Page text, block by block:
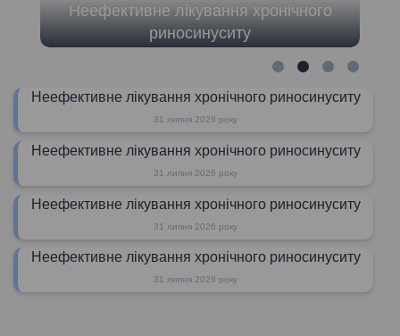
Неефективне лікування хронічного
риносинуситу
Неефективне лікування хронічного риносинуситу
31 липня 2026 року
Неефективне лікування хронічного риносинуситу
31 липня 2026 року
Неефективне лікування хронічного риносинуситу
31 липня 2026 року
Неефективне лікування хронічного риносинуситу
31 липня 2026 року